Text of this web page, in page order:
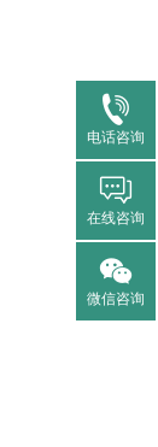
电话咨询
在线咨询
微信咨询